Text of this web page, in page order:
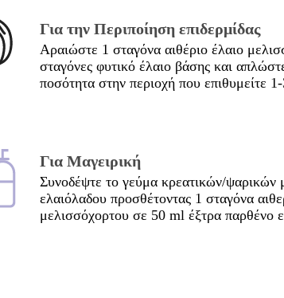
Για την Περιποίηση επιδερμίδας
Αραιώστε 1 σταγόνα αιθέριο έλαιο
σταγόνες φυτικό έλαιο βάσης και
ποσότητα στην περιοχή που επιθυμείτε
Για Μαγειρική
Συνοδέψτε το γεύμα κρεατικών/ψαρικών
ελαιόλαδου προσθέτοντας 1 σταγόνα
μελισσόχορτου σε 50 ml έξτρα παρθένο